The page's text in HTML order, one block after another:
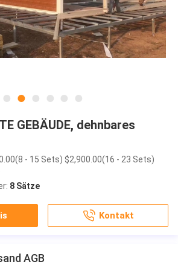
GEBÄUDE, dehnbares
- 15 Sets) $2,900.00(16 - 23 Sets)
8 Sätze
Kontakt
AGB